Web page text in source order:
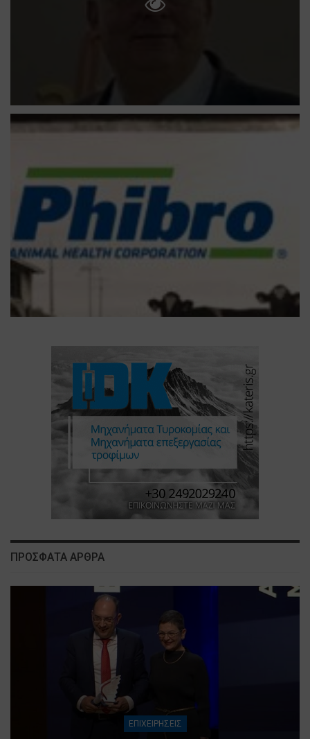
ΠΡΟΣΦΑΤΑ ΑΡΘΡΑ
ΕΠΙΧΕΙΡΗΣΕΙΣ